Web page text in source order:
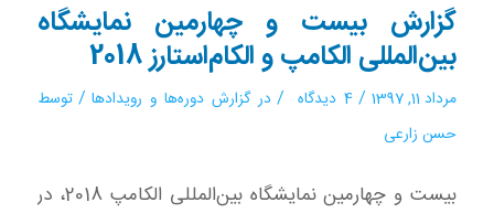
گزارش بیست و چهارمین نمایشگاه
بین‌المللی الکامپ و الکام‌استارز 2018
مرداد 11, 1397 / 4 دیدگاه / درگزارش دوره‌ها و رویدادها / توسط
حسن زارعی
بیست و چهارمین نمایشگاه بین‌المللی الکامپ 2018، در